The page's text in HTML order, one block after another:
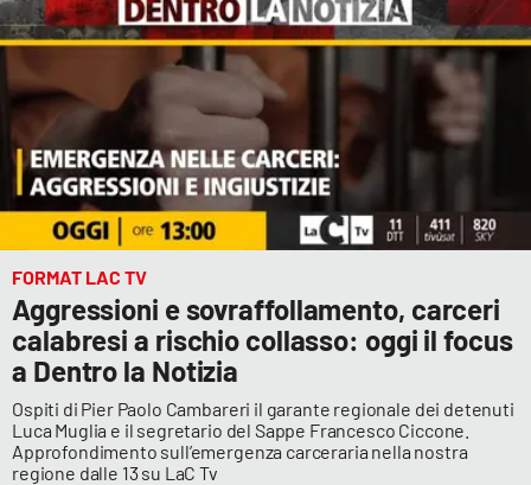
FORMAT LAC TV
Aggressioni e sovraffollamento, carceri
calabresi a rischio collasso: oggi il focus
a Dentro la Notizia
Ospiti di Pier Paolo Cambareri il garante regionale dei detenuti
Luca Muglia e il segretario del Sappe Francesco Ciccone.
Approfondimento sull’emergenza carceraria nella nostra
regione dalle 13 su LaC Tv